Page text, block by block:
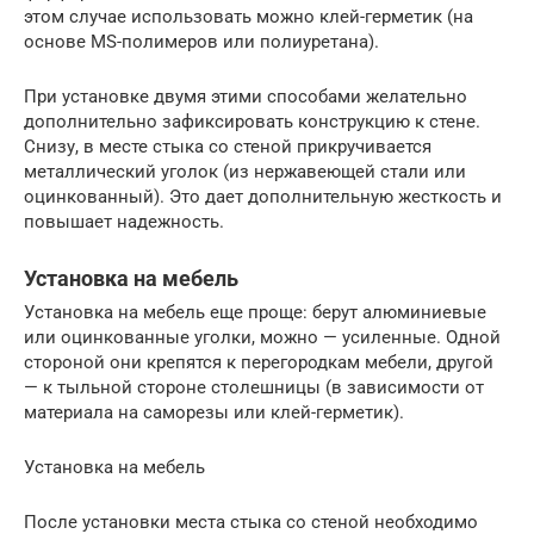
этом случае использовать можно клей-герметик (на
основе MS-полимеров или полиуретана).
При установке двумя этими способами желательно
дополнительно зафиксировать конструкцию к стене.
Снизу, в месте стыка со стеной прикручивается
металлический уголок (из нержавеющей стали или
оцинкованный). Это дает дополнительную жесткость и
повышает надежность.
Установка на мебель
Установка на мебель еще проще: берут алюминиевые
или оцинкованные уголки, можно — усиленные. Одной
стороной они крепятся к перегородкам мебели, другой
— к тыльной стороне столешницы (в зависимости от
материала на саморезы или клей-герметик).
Установка на мебель
После установки места стыка со стеной необходимо